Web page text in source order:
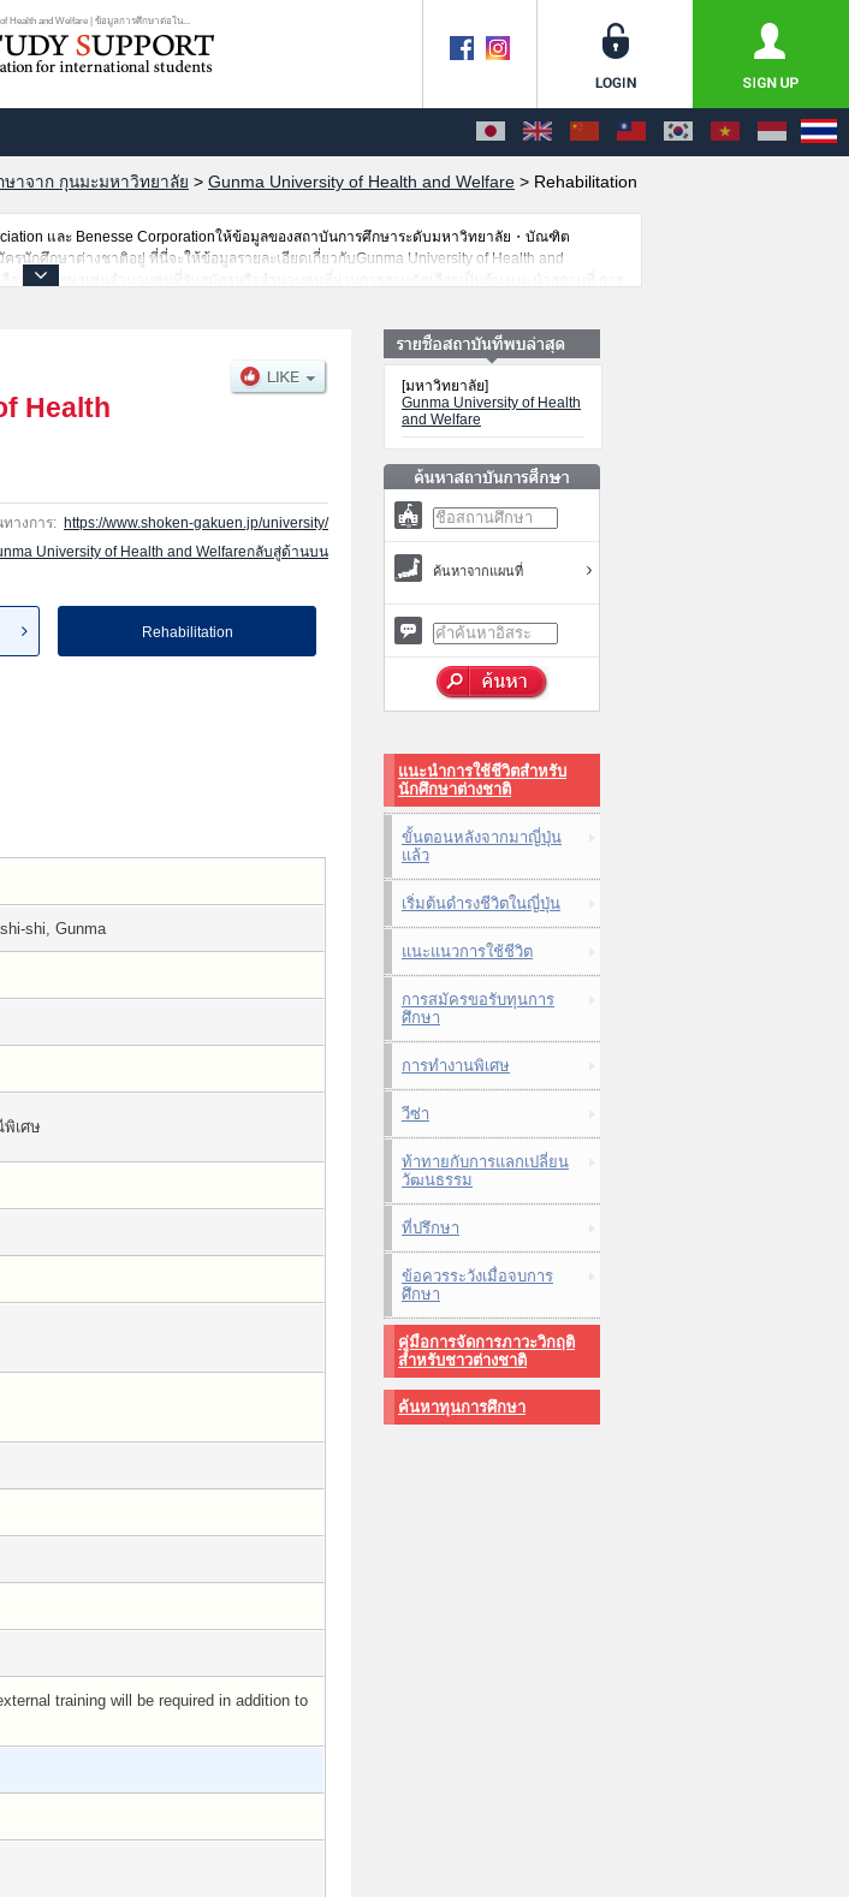
Health and Welfare | ข้อมูลการศึกษาต่อใน...
ษาจาก กุนมะมหาวิทยาลัย > Gunma University of Health and Welfare > Rehabilitation
และ Benesse Corporationให้ข้อมูลของสถาบันการศึกษาระดับมหาวิทยาลัย・บัณฑิต
กศึกษาต่างชาติอยู่ ที่นี่จะให้ข้อมูลรายละเอียดเกี่ยวกับGunma University of Health and
กเข้าศึกษาเช่นจำนวนคนที่รับสมัครหรือจำนวนคนที่ผ่านการสอบคัดเลือกเป็นต้น,แนะนำสถานที่,การ
Health
างการ: https://www.shoken-gakuen.jp/university/
University of Health and Welfareกลับสู่ด้านบน
Rehabilitation
shi, Gunma
เศษ
training will be required in addition to
[มหาวิทยาลัย]
Gunma University of Health
and Welfare
ค้นหาจากแผนที่
แนะนำการใช้ชีวิตสำหรับ
นักศึกษาต่างชาติ
ขั้นตอนหลังจากมาญี่ปุ่น
แล้ว
เริ่มต้นดำรงชีวิตในญี่ปุ่น
แนะแนวการใช้ชีวิต
การสมัครขอรับทุนการ
ศึกษา
การทำงานพิเศษ
วีซ่า
ท้าทายกับการแลกเปลี่ยน
วัฒนธรรม
ที่ปรึกษา
ข้อควรระวังเมื่อจบการ
ศึกษา
คู่มือการจัดการภาวะวิกฤติ
สำหรับชาวต่างชาติ
ค้นหาทุนการศึกษา